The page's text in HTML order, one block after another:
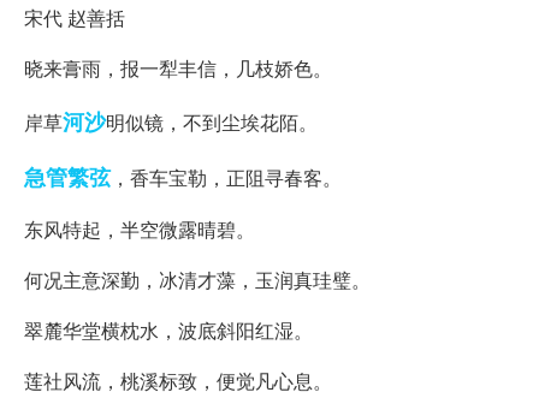
宋代 赵善括
晓来膏雨，报一犁丰信，几枝娇色。
岸草河沙明似镜，不到尘埃花陌。
急管繁弦，香车宝勒，正阻寻春客。
东风特起，半空微露晴碧。
何况主意深勤，冰清才藻，玉润真珪璧。
翠麓华堂横枕水，波底斜阳红湿。
莲社风流，桃溪标致，便觉凡心息。